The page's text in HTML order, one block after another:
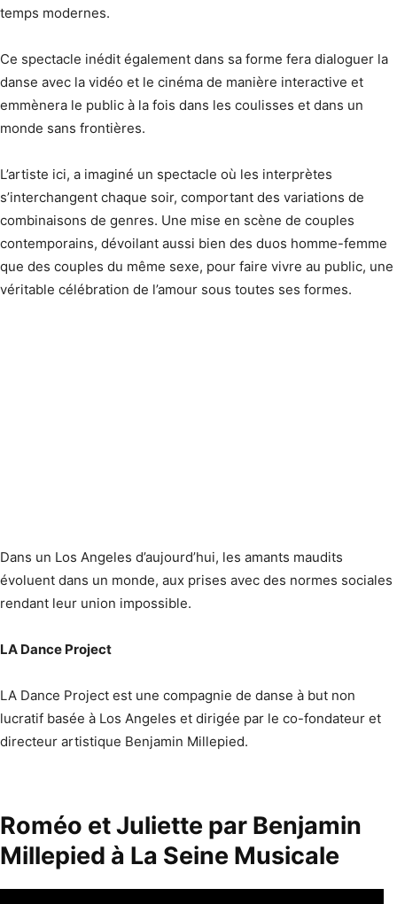
temps modernes.
Ce spectacle inédit également dans sa forme fera dialoguer la
danse avec la vidéo et le cinéma de manière interactive et
emmènera le public à la fois dans les coulisses et dans un
monde sans frontières.
L’artiste ici, a imaginé un spectacle où les interprètes
s’interchangent chaque soir, comportant des variations de
combinaisons de genres. Une mise en scène de couples
contemporains, dévoilant aussi bien des duos homme-femme
que des couples du même sexe, pour faire vivre au public, une
véritable célébration de l’amour sous toutes ses formes.
Dans un Los Angeles d’aujourd’hui, les amants maudits
évoluent dans un monde, aux prises avec des normes sociales
rendant leur union impossible.
LA Dance Project
LA Dance Project est une compagnie de danse à but non
lucratif basée à Los Angeles et dirigée par le co-fondateur et
directeur artistique Benjamin Millepied.
Roméo et Juliette par Benjamin
Millepied à La Seine Musicale